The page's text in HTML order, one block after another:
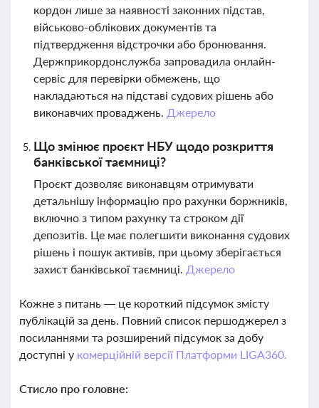
кордон лише за наявності законних підстав,
військово-облікових документів та
підтвердження відстрочки або бронювання.
Держприкордонслужба запровадила онлайн-
сервіс для перевірки обмежень, що
накладаються на підставі судових рішень або
виконавчих проваджень. Джерело
Що змінює проєкт НБУ щодо розкриття
банківської таємниці?
Проєкт дозволяє виконавцям отримувати
детальнішу інформацію про рахунки боржників,
включно з типом рахунку та строком дії
депозитів. Це має полегшити виконання судових
рішень і пошук активів, при цьому зберігається
захист банківської таємниці. Джерело
Кожне з питань — це короткий підсумок змісту
публікацій за день. Повний список першоджерел з
посиланнями та розширений підсумок за добу
доступні у комерційній версії Платформи LIGA360.
Стисло про головне: